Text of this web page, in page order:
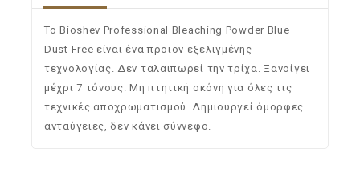
Το Bioshev Professional Bleaching Powder Blue
Dust Free είναι ένα προιον εξελιγμένης
τεχνολογίας. Δεν ταλαιπωρεί την τρίχα. Ξανοίγει
μέχρι 7 τόνους. Μη πτητική σκόνη για όλες τις
τεχνικές αποχρωματισμού. Δημιουργεί όμορφες
ανταύγειες, δεν κάνει σύννεφο.